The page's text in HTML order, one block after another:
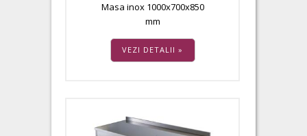
Masa inox 1000x700x850
mm
VEZI DETALII »